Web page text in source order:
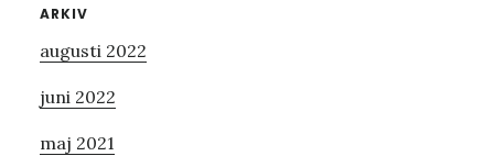
Primärt
sidofält
ARKIV
augusti 2022
juni 2022
maj 2021